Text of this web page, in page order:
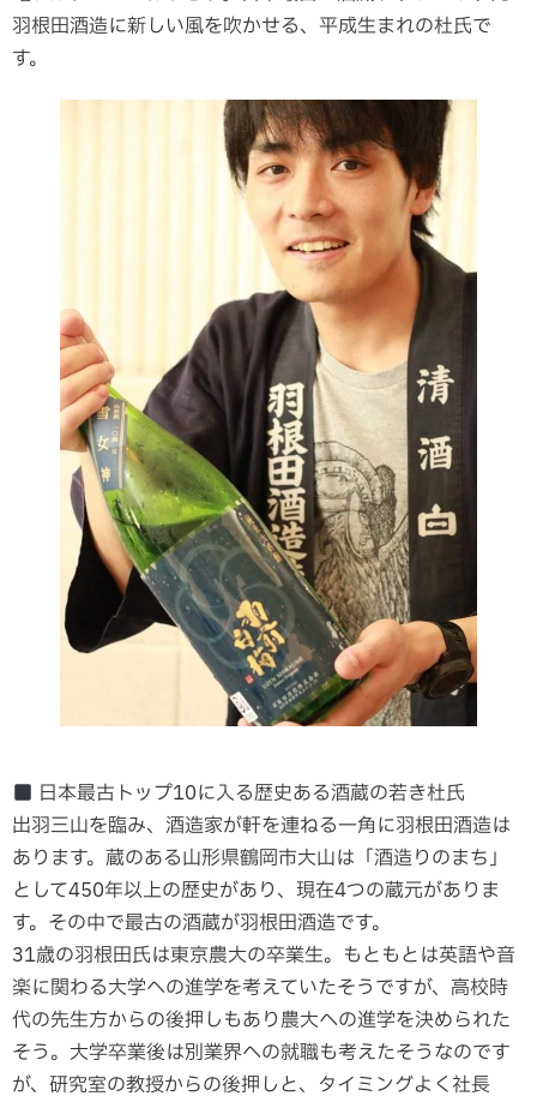
羽根田酒造に新しい風を吹かせる、平成生まれの杜氏で
す。
日本最古トップ10に入る歴史ある酒蔵の若き杜氏
出羽三山を臨み、酒造家が軒を連ねる一角に羽根田酒造は
あります。蔵のある山形県鶴岡市大山は「酒造りのまち」
として450年以上の歴史があり、現在4つの蔵元がありま
す。その中で最古の酒蔵が羽根田酒造です。
31歳の羽根田氏は東京農大の卒業生。もともとは英語や音
楽に関わる大学への進学を考えていたそうですが、高校時
代の先生方からの後押しもあり農大への進学を決められた
そう。大学卒業後は別業界への就職も考えたそうなのです
が、研究室の教授からの後押しと、タイミングよく社長